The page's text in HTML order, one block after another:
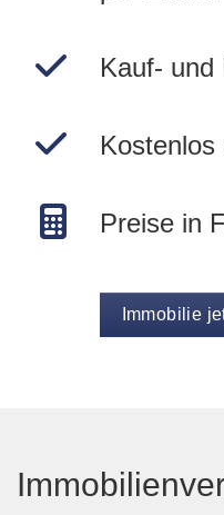
Kauf- und
Kostenlos
Preise in
Immobilie